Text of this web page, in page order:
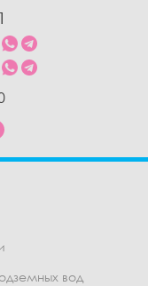
вод